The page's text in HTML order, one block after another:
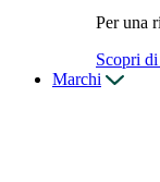
Per una
Scopri
Marchi